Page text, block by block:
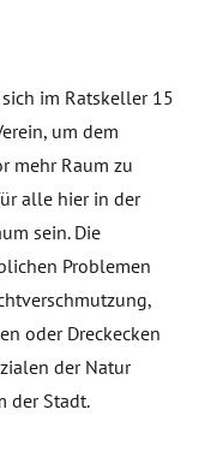
im Ratskeller 15
um dem
mehr Raum zu
alle hier in der
sein. Die
Problemen
oder Dreckecken
der Natur
der Stadt.
zum Thema Umwelt als